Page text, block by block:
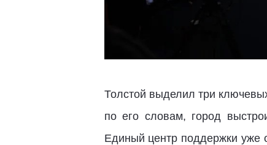
Толстой выделил три
по его словам, город
Единый центр поддержки уже